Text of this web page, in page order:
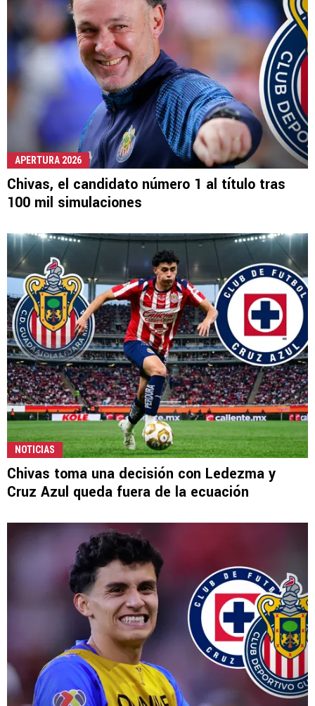
APERTURA 2026
Chivas, el candidato número 1 al título tras
100 mil simulaciones
NOTICIAS
Chivas toma una decisión con Ledezma y
Cruz Azul queda fuera de la ecuación